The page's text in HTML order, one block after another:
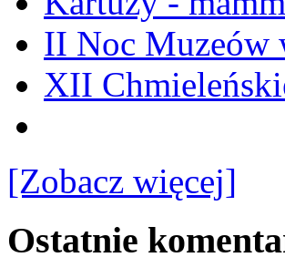
II Noc Muzeów
XII
[Zobacz więcej]
Ostatnie